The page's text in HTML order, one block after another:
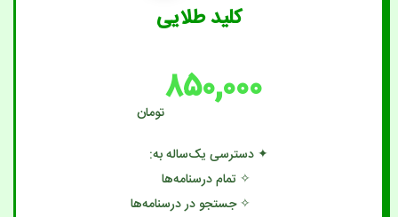
کلید طلایی
۸۵۰,۰۰۰تومان
✦ دسترسی یک‌ساله به:
✧ تمام درسنامه‌ها
✧ جستجو در درسنامه‌ها